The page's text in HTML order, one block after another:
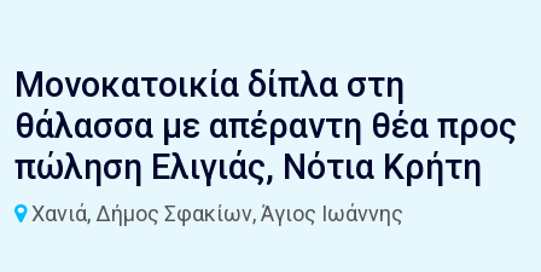
Μονοκατοικία δίπλα στη
θάλασσα με απέραντη θέα προς
πώληση Ελιγιάς, Νότια Κρήτη
Χανιά, Δήμος Σφακίων, Άγιος Ιωάννης